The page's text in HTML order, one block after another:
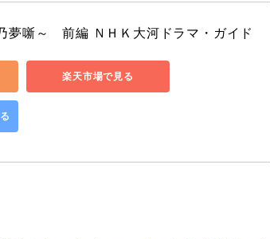
夢噺～　前編 ＮＨＫ大河ドラマ・ガイド
楽天市場で見る